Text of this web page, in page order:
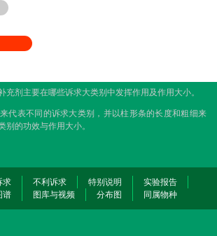
充剂主要在哪些诉求大类别中发挥作用及作用大小。
代表不同的诉求大类别，并以柱形条的长度和粗细来
别的功效与作用大小。
求 不利诉求 特别说明
实验报告
谱 图库与视频 分布图 同属物种